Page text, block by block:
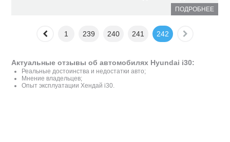
ПОДРОБНЕЕ
1 239 240 241 242
Актуальные отзывы об автомобилях Hyundai i30:
Реальные достоинства и недостатки авто;
Мнение владельцев;
Опыт эксплуатации Хендай i30.